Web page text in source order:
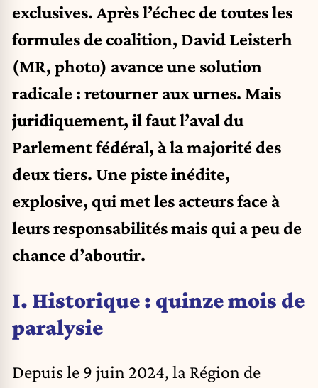
exclusives. Après l’échec de toutes les
formules de coalition, David Leisterh
(MR, photo) avance une solution
radicale : retourner aux urnes. Mais
juridiquement, il faut l’aval du
Parlement fédéral, à la majorité des
deux tiers. Une piste inédite,
explosive, qui met les acteurs face à
leurs responsabilités mais qui a peu de
chance d’aboutir.
I. Historique : quinze mois de
paralysie
Depuis le 9 juin 2024, la Région de